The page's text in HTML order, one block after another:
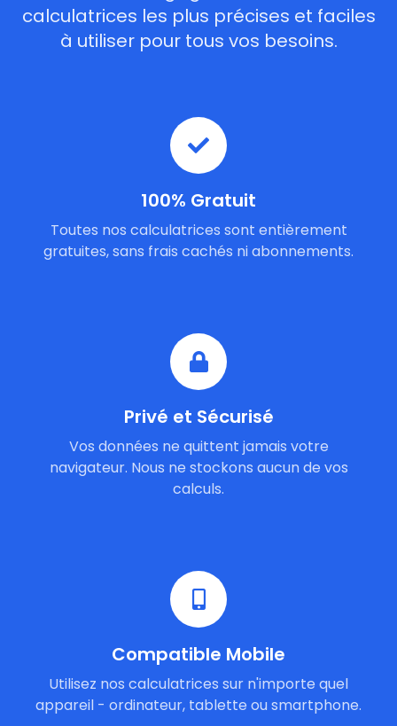
calculatrices les plus précises et faciles
à utiliser pour tous vos besoins.
100% Gratuit
Toutes nos calculatrices sont entièrement
gratuites, sans frais cachés ni abonnements.
Privé et Sécurisé
Vos données ne quittent jamais votre
navigateur. Nous ne stockons aucun de vos
calculs.
Compatible Mobile
Utilisez nos calculatrices sur n'importe quel
appareil - ordinateur, tablette ou smartphone.